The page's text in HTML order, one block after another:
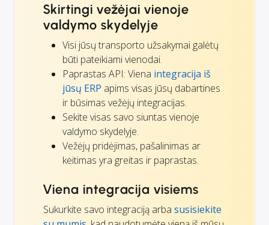
Skirtingi vežėjai vienoje
valdymo skydelyje
Visi jūsų transporto užsakymai galėtų
būti pateikiami vienodai.
Paprastas API: Viena integracija iš
jūsų ERP apims visas jūsų dabartines
ir būsimas vežėjų integracijas.
Sekite visas savo siuntas vienoje
valdymo skydelyje.
Vežėjų pridėjimas, pašalinimas ar
keitimas yra greitas ir paprastas.
Viena integracija visiems
Sukurkite savo integraciją arba susisiekite